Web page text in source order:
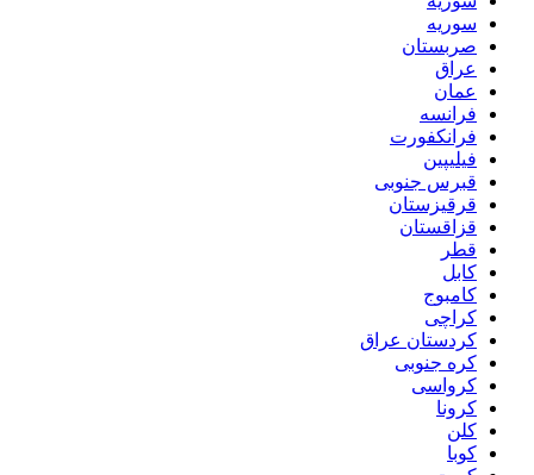
سوریه
صربستان
عراق
عمان
فرانسه
فرانکفورت
فیلیپین
قبرس جنوبی
قرقیزستان
قزاقستان
قطر
کابل
کامبوج
کراچی
کردستان عراق
کره جنوبی
کرواسی
کرونا
کلن
کوبا